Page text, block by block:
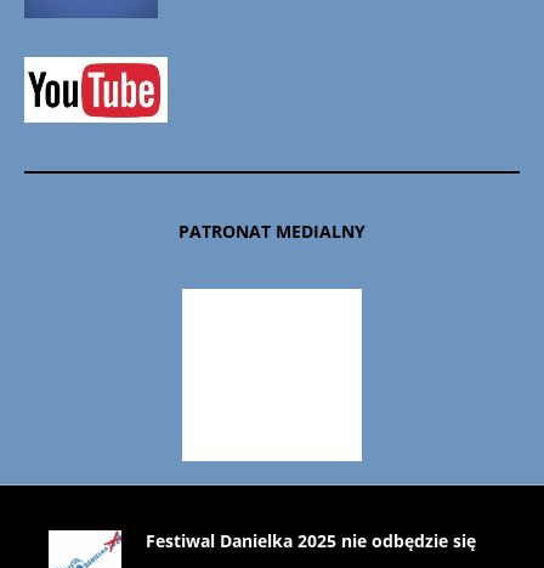
PATRONAT MEDIALNY
Festiwal Danielka 2025 nie odbędzie się